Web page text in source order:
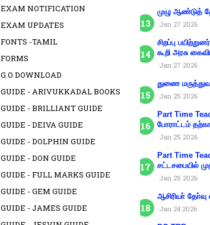
முழு ஆண்டுத்
Jan 27 2026
சிறப்பு
கூறி அரசு
Jan 27 2026
துணை
Jan 25 2026
Part Time
போராட்டம்
Jan 25 2026
Part Time
சட்டசபையில்
Jan 25 2026
ஆசிரியா்
Jan 24 2026
EXAM NOTIFICATION
EXAM UPDATES
FONTS -TAMIL
FORMS
G.O DOWNLOAD
GUIDE - ARIVUKKADAL BOOKS
GUIDE - BRILLIANT GUIDE
GUIDE - DEIVA GUIDE
GUIDE - DOLPHIN GUIDE
GUIDE - DON GUIDE
GUIDE - FULL MARKS GUIDE
GUIDE - GEM GUIDE
GUIDE - JAMES GUIDE